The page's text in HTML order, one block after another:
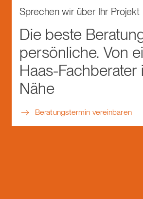
Sprechen wir über Ihr Projekt
Die beste
persönliche. Von
Haas-
Nähe
Beratungstermin vereinbaren